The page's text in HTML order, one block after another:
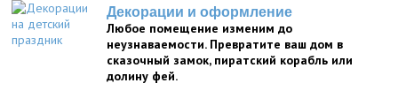
Декорации и оформление
Любое помещение изменим до
неузнаваемости. Превратите ваш дом в
сказочный замок, пиратский корабль или
долину фей.